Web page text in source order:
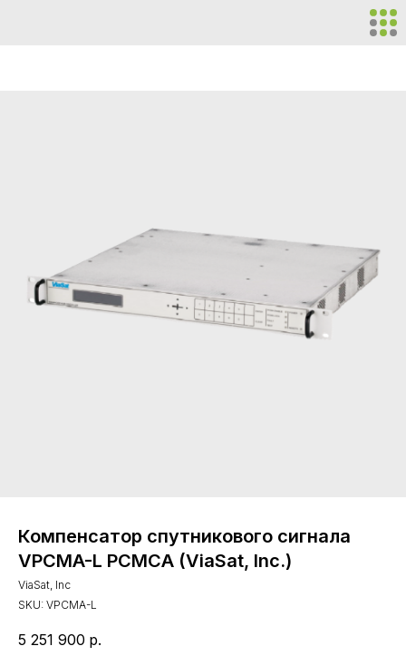
Компенсатор спутникового сигнала
VPCMA-L PCMCA (ViaSat, Inc.)
ViaSat, Inc
SKU: VPCMA-L
5 251 900 р.